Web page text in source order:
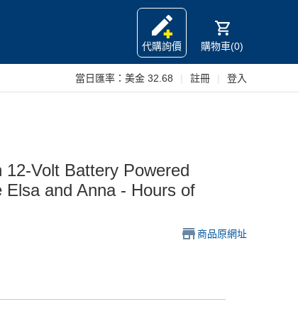
代購詢價
購物車(0)
當日匯率： 美金 32.68 註冊 登入
12-Volt Battery Powered
Elsa and Anna - Hours of
商品原網址